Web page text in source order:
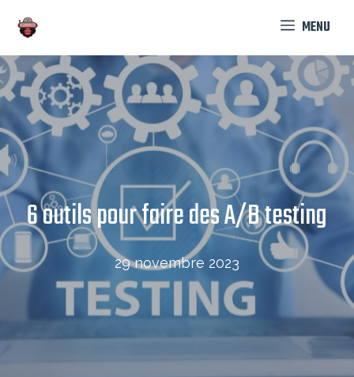
contenu
MENU
6 outils pour faire des A/B testing
29 novembre 2023